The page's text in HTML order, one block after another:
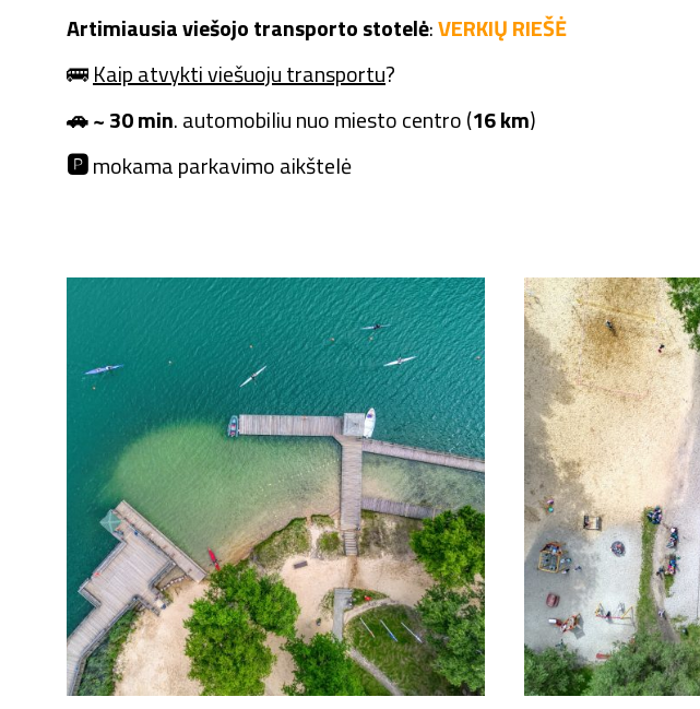
Artimiausia viešojo transporto stotelė:VERKIŲ RIEŠĖ
🚌Kaip atvykti viešuoju transportu?
🚗 ~ 30 min. automobiliu nuo miesto centro (16 km)
🅿️mokama parkavimo aikštelė